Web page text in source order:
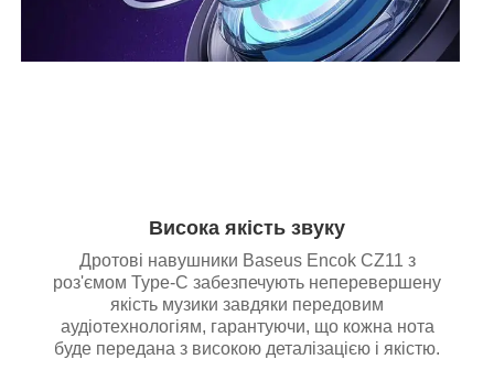
Висока якість звуку
Дротові навушники Baseus Encok CZ11 з
роз'ємом Type-C забезпечують неперевершену
якість музики завдяки передовим
аудіотехнологіям, гарантуючи, що кожна нота
буде передана з високою деталізацією і якістю.